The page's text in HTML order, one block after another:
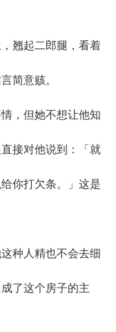
翘起二郎腿，看着
简意赅。
，但她不想让他知
接对他说到：「就
你打欠条。」这是
种人精也不会去细
了这个房子的主